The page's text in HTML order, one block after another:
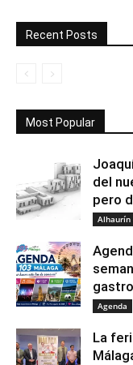
Recent Posts
Most Popular
del
pero
Alhaurín
Agenda
La